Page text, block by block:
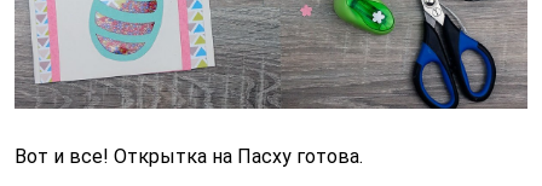
Вот и все! Открытка на Пасху готова.